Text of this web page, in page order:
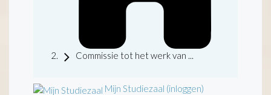
Commissie tot het werk van ...
Mijn Studiezaal (inloggen)